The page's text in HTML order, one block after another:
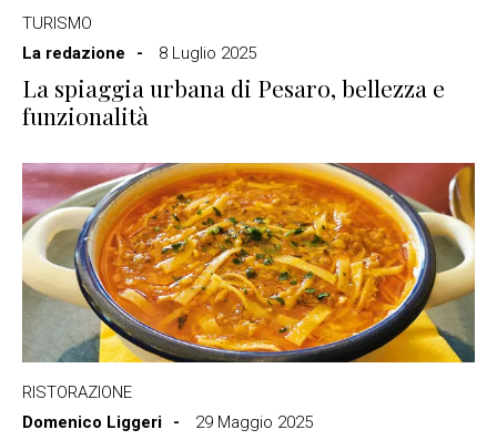
TURISMO
La redazione
8 Luglio 2025
La spiaggia urbana di Pesaro, bellezza e
funzionalità
RISTORAZIONE
Domenico Liggeri
29 Maggio 2025